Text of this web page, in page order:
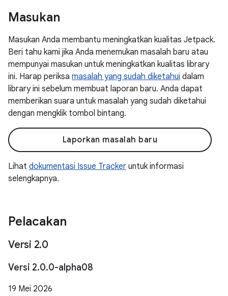
Masukan
Masukan Anda membantu meningkatkan kualitas Jetpack.
Beri tahu kami jika Anda menemukan masalah baru atau
mempunyai masukan untuk meningkatkan kualitas library
ini. Harap periksa masalah yang sudah diketahui dalam
library ini sebelum membuat laporan baru. Anda dapat
memberikan suara untuk masalah yang sudah diketahui
dengan mengklik tombol bintang.
Laporkan masalah baru
Lihat dokumentasi Issue Tracker untuk informasi
selengkapnya.
Pelacakan
Versi 2.0
Versi 2.0.0-alpha08
19 Mei 2026